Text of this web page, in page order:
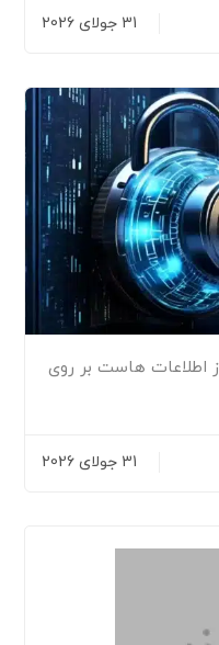
31 جولای 2026
اطلاعات هاست بر روی
31 جولای 2026